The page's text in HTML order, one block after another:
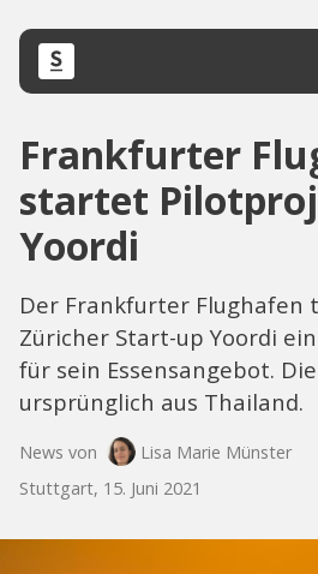
Frankfurter
startet
Yoordi
Der Frankfurter Flughafen
Züricher Start-up Yoordi
für sein Essensangebot.
ursprünglich aus Thailand.
News von
Lisa Marie Münster
Stuttgart, 15. Juni 2021